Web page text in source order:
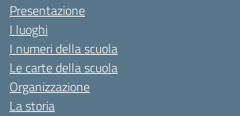
Presentazione
I luoghi
I numeri della scuola
Le carte della scuola
Organizzazione
La storia